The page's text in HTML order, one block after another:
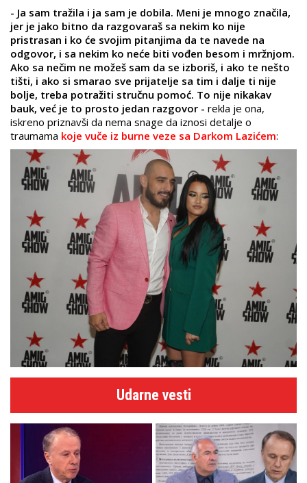
- Ja sam tražila i ja sam je dobila. Meni je mnogo značila,
jer je jako bitno da razgovaraš sa nekim ko nije
pristrasan i ko će svojim pitanjima da te navede na
odgovor, i sa nekim ko neće biti vođen besom i mržnjom.
Ako sa nečim ne možeš sam da se izboriš, i ako te nešto
tišti, i ako si smarao sve prijatelje sa tim i dalje ti nije
bolje, treba potražiti stručnu pomoć. To nije nikakav
bauk, već je to prosto jedan razgovor - rekla je ona,
iskreno priznavši da nema snage da iznosi detalje o
traumama koje vuče iz burne veze sa Darkom Lazićem:
Udarne vesti